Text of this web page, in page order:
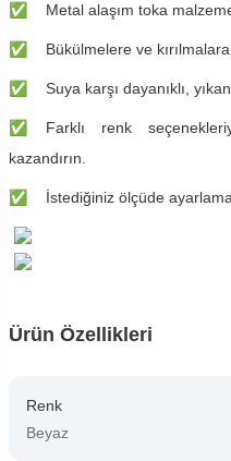
✅ ​​Metal alaşım toka
✅ ​​Bükülmelere ve kırılmalara
✅ ​​Suya karşı dayanıklı,
✅ ​​Farklı renk
kazandırın.
✅ ​​İstediğiniz ölçüde
Ürün Özellikleri
Renk
Beyaz